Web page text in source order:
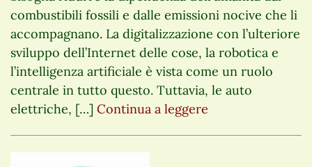
combustibili fossili e dalle emissioni nocive che li
accompagnano. La digitalizzazione con l’ulteriore
sviluppo dell’Internet delle cose, la robotica e
l’intelligenza artificiale è vista come un ruolo
centrale in tutto questo. Tuttavia, le auto
elettriche, […] Continua a leggere